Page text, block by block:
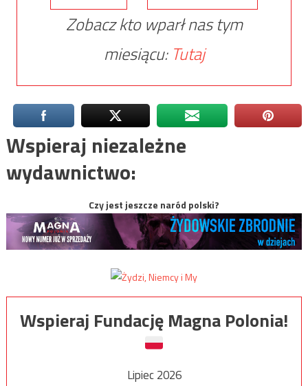
Zobacz kto wparł nas tym
miesiącu: Tutaj
Wspieraj niezależne
wydawnictwo:
Czy jest jeszcze naród polski?
Wspieraj Fundację Magna Polonia!
Lipiec 2026